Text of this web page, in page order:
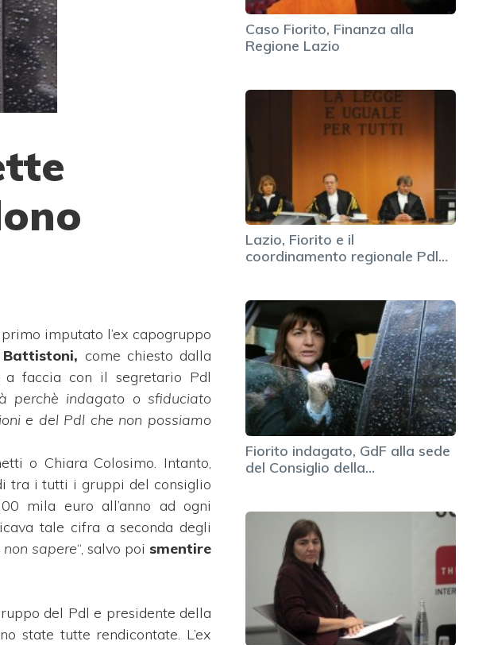
imputato l’ex capogruppo
Battistoni, come chiesto dalla
a faccia con il segretario Pdl
perchè indagato o sfiduciato
e del Pdl che non possiamo
o Chiara Colosimo. Intanto,
tra i tutti i gruppi del consiglio
mila euro all’anno ad ogni
tale cifra a seconda degli
sapere“, salvo poi smentire
del Pdl e presidente della
state tutte rendicontate. L’ex
Caso Fiorito, Finanza alla
Regione Lazio
Lazio, Fiorito e il
coordinamento regionale Pdl…
Fiorito indagato, GdF alla sede
del Consiglio della…